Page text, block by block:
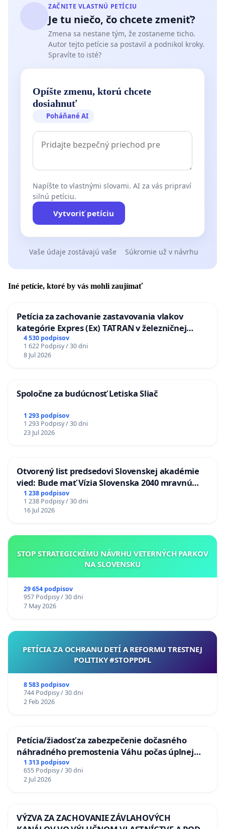
ZAČNITE VLASTNÚ PETÍCIU
Je tu niečo, čo chcete zmeniť?
Zmena sa nestane tým, že zostaneme ticho.
Autor tejto petície sa postavil a podnikol kroky.
Spravíte to isté?
Opíšte zmenu, ktorú chcete
dosiahnuť
Poháňané AI
Napíšte to vlastnými slovami. AI za vás pripraví
silnú petíciu.
Vytvoriť petíciu
Vaše údaje zostávajú vaše Súkromie už v návrhu
Iné petície, ktoré by vás mohli zaujímať
Petícia za zachovanie zastavovania vlakov
kategórie Expres (Ex) TATRAN v železničnej
stanici Púchov
4 530 podpisov
1 622 Podpisy / 30 dni
8 Jul 2026
Spoločne za budúcnosť Letiska Sliač
1 293 podpisov
1 293 Podpisy / 30 dni
23 Jul 2026
Otvorený list predsedovi Slovenskej akadémie
vied: Bude mať Vízia Slovenska 2040 mravnú
chrbticu?
1 238 podpisov
1 238 Podpisy / 30 dni
16 Jul 2026
STOP STRATEGICKÉMU NÁVRHU VETERNÝCH PARKOV
NA SLOVENSKU
29 654 podpisov
957 Podpisy / 30 dni
7 May 2026
PETÍCIA ZA OCHRANU DETÍ A REFORMU TRESTNEJ
POLITIKY #STOPPDFL
8 583 podpisov
744 Podpisy / 30 dni
2 Feb 2026
Petícia/žiadosť za zabezpečenie dočasného
náhradného premostenia Váhu počas úplnej
uzávery Vážskeho mosta v Komárne
1 313 podpisov
655 Podpisy / 30 dni
2 Jul 2026
VÝZVA ZA ZACHOVANIE ZÁVLAHOVÝCH